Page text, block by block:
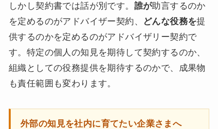
しかし契約書では話が別です。 誰が助言するのか
を定めるのがアドバイザー契約、
どんな役務を提
供するのかを定めるのがアドバイザリー契約で
す。特定の個人の知見を期待して契約するのか、
組織としての役務提供を期待するのかで、成果物
も責任範囲も変わります。
外部の知見を社内に育てたい企業さまへ